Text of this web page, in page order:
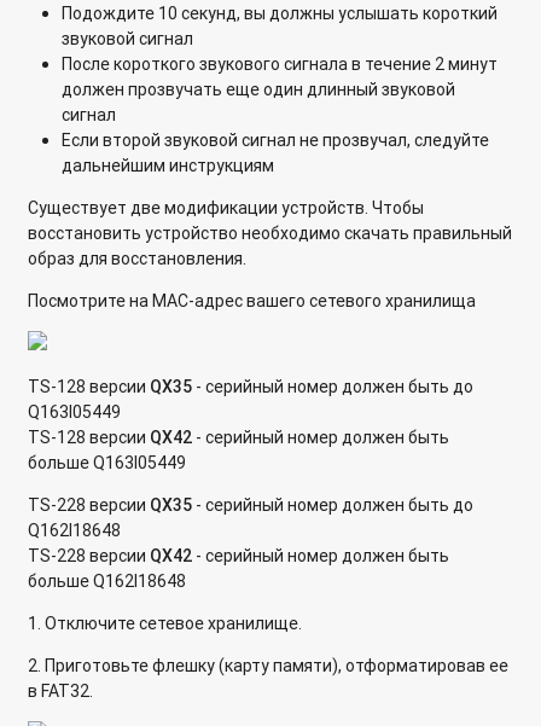
Подождите 10 секунд, вы должны услышать короткий
звуковой сигнал
После короткого звукового сигнала в течение 2 минут
должен прозвучать еще один длинный звуковой
сигнал
Если второй звуковой сигнал не прозвучал, следуйте
дальнейшим инструкциям
Существует две модификации устройств. Чтобы
восстановить устройство необходимо скачать правильный
образ для восстановления.
Посмотрите на MAC-адрес вашего сетевого хранилища
TS-128 версии QX35 - серийный номер должен быть до
Q163I05449
TS-128 версии QX42 - серийный номер должен быть
больше Q163I05449
TS-228 версии QX35 - серийный номер должен быть до
Q162I18648
TS-228 версии QX42 - серийный номер должен быть
больше Q162I18648
1. Отключите сетевое хранилище.
2. Приготовьте флешку (карту памяти), отформатировав ее
в FAT32.